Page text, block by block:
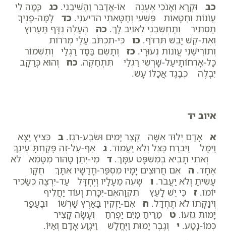
כב וּקְרָא וְאָנֹכִי אֶעֱנֶה אוֹ-אֲדַבֵּר וַהֲשִׁיבֵנִי. כג כַּמָּה לִי
עֲו‍ֹנוֹת וְחַטָּאוֹת פִּשְׁעִי וְחַטָּאתִי הֹדִיעֵנִי. כד לָמָּה-פָנֶיךָ
תַסְתִּיר וְתַחְשְׁבֵנִי לְאוֹיֵב לָךְ. כה הֶעָלֶה נִדָּף תַּעֲרוֹץ
וְאֶת-קַשׁ יָבֵשׁ תִּרְדֹּף. כו כִּי-תִכְתֹּב עָלַי מְרֹרוֹת
וְתוֹרִישֵׁנִי עֲו‍ֹנוֹת נְעוּרָי. כז וְתָשֵׂם בַּסַּד רַגְלַי וְתִשְׁמוֹר
כָּל-אָרְחוֹתָיעַל-שָׁרְשֵׁי רַגְלַי תִּתְחַקֶּה. כח וְהוּא כְּרָקָב
יִבְלֶה כְּבֶגֶד אֲכָלוֹ עָשׁ.
איוב יד
א אָדָם יְלוּד אִשָּׁה קְצַר יָמִים וּשְׂבַע-רֹגֶז. ב כְּצִיץ יָצָא
וַיִּמָּל וַיִּבְרַח כַּצֵּל וְלֹא יַעֲמוֹד. ג אַף-עַל-זֶה פָּקַחְתָּ עֵינֶךָ
וְאֹתִי תָבִיא בְמִשְׁפָּט עִמָּךְ. ד מִי-יִתֵּן טָהוֹר מִטָּמֵא לֹא
אֶחָד. ה אִם חֲרוּצִים יָמָיו מִסְפַּר-חֳדָשָׁיו אִתָּךְ חֻקָּו
עָשִׂיתָ וְלֹא יַעֲבֹר. ו שְׁעֵה מֵעָלָיו וְיֶחְדָּל עַד-יִרְצֶה כְּשָׂכִיר
יוֹמוֹ. ז כִּי יֵשׁ לָעֵץ תִּקְוָהאִם-יִכָּרֵת וְעוֹד יַחֲלִיף
וְיֹנַקְתּוֹ לֹא תֶחְדָּל. ח אִם-יַזְקִין בָּאָרֶץ שָׁרְשׁוֹ וּבֶעָפָר
יָמוּת גִּזְעוֹ. ט מֵרֵיחַ מַיִם יַפְרִחַ וְעָשָׂה קָצִיר
כְּמוֹ-נָטַע. י וְגֶבֶר יָמוּת וַיֶּחֱלָשׁ וַיִּגְוַע אָדָם וְאַיּוֹ.